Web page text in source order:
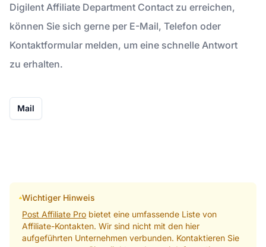
Digilent Affiliate Department Contact zu erreichen,
können Sie sich gerne per E-Mail, Telefon oder
Kontaktformular melden, um eine schnelle Antwort
zu erhalten.
Mail
Wichtiger Hinweis
Post Affiliate Pro bietet eine umfassende Liste von
Affiliate-Kontakten. Wir sind nicht mit den hier
aufgeführten Unternehmen verbunden. Kontaktieren Sie